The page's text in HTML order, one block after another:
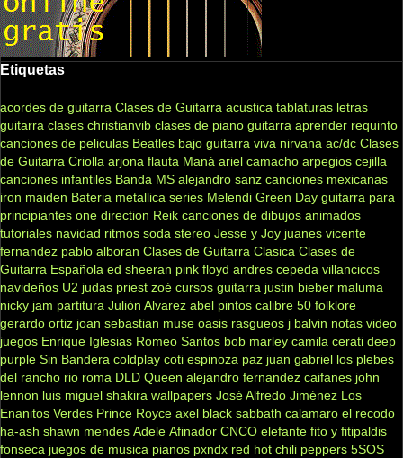
Etiquetas
acordes de guitarra Clases de Guitarra acustica tablaturas letras
guitarra clases christianvib clases de piano guitarra aprender requinto
canciones de peliculas Beatles bajo guitarra viva nirvana ac/dc Clases
de Guitarra Criolla arjona flauta Maná ariel camacho arpegios cejilla
canciones infantiles Banda MS alejandro sanz canciones mexicanas
iron maiden Bateria metallica series Melendi Green Day guitarra para
principiantes one direction Reik canciones de dibujos animados
tutoriales navidad ritmos soda stereo Jesse y Joy juanes vicente
fernandez pablo alboran Clases de Guitarra Clasica Clases de
Guitarra Española ed sheeran pink floyd andres cepeda villancicos
navideños U2 judas priest zoé cursos guitarra justin bieber maluma
nicky jam partitura Julión Alvarez abel pintos calibre 50 folklore
gerardo ortiz joan sebastian muse oasis rasgueos j balvin notas video
juegos Enrique Iglesias Romeo Santos bob marley camila cerati deep
purple Sin Bandera coldplay coti espinoza paz juan gabriel los plebes
del rancho rio roma DLD Queen alejandro fernandez caifanes john
lennon luis miguel shakira wallpapers José Alfredo Jiménez Los
Enanitos Verdes Prince Royce axel black sabbath calamaro el recodo
ha-ash shawn mendes Adele Afinador CNCO elefante fito y fitipaldis
fonseca juegos de musica pianos pxndx red hot chili peppers 5SOS